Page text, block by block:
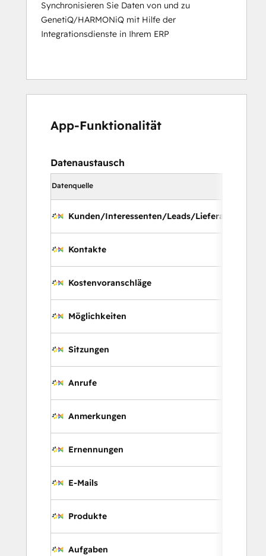
Synchronisieren Sie Daten von und zu
GenetiQ/HARMONiQ mit Hilfe der
Integrationsdienste in Ihrem ERP
App-Funktionalität
Datenaustausch
Datenquelle
Kunden/Interessenten/Leads/Lieferanten
Kontakte
Kostenvoranschläge
Möglichkeiten
Sitzungen
Anrufe
Anmerkungen
Ernennungen
E-Mails
Produkte
Aufgaben